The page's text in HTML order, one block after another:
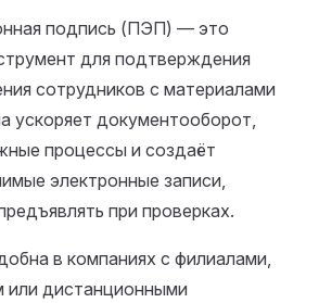
подпись (ПЭП) — это
для подтверждения
сотрудников с материалами
ускоряет документооборот,
процессы и создаёт
электронные записи,
при проверках.
в компаниях с филиалами,
дистанционными